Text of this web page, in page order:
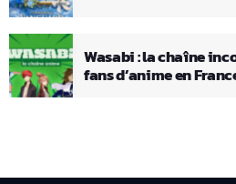
Wasabi : la chaîne
fans d’anime en